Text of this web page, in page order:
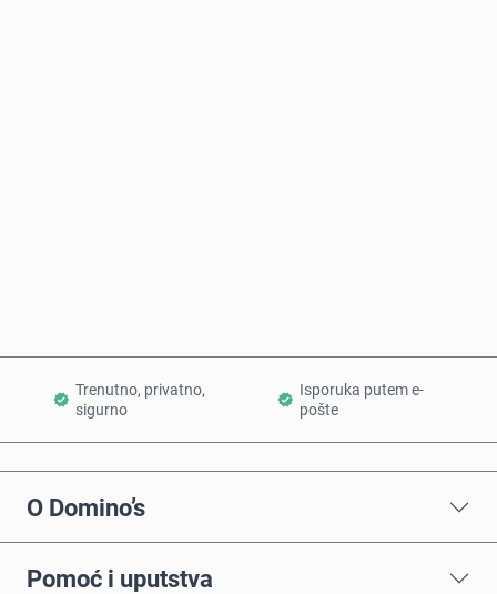
Trenutno, privatno,
sigurno
Isporuka putem e-
pošte
O Domino’s
Pomoć i uputstva